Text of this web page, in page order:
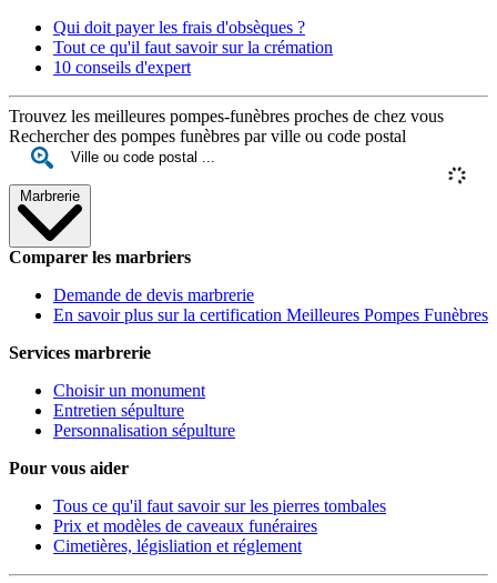
Qui doit payer les frais d'obsèques ?
Tout ce qu'il faut savoir sur la crémation
10 conseils d'expert
Trouvez les meilleures pompes-funèbres proches de chez vous
Rechercher des pompes funèbres par ville ou code postal
Marbrerie
Comparer les marbriers
Demande de devis marbrerie
En savoir plus sur la certification Meilleures Pompes Funèbres
Services marbrerie
Choisir un monument
Entretien sépulture
Personnalisation sépulture
Pour vous aider
Tous ce qu'il faut savoir sur les pierres tombales
Prix et modèles de caveaux funéraires
Cimetières, législiation et réglement